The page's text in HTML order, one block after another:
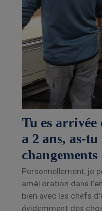
Tu es arrivée
a 2 ans, as-tu
changements
Personnellement, je
amélioration dans
bien avec les chefs
évidemment des